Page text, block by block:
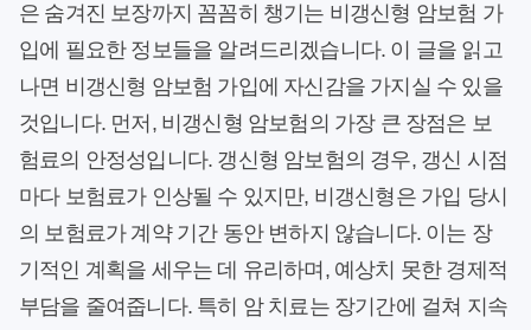
은 숨겨진 보장까지 꼼꼼히 챙기는 비갱신형 암보험 가
입에 필요한 정보들을 알려드리겠습니다. 이 글을 읽고
나면 비갱신형 암보험 가입에 자신감을 가지실 수 있을
것입니다. 먼저, 비갱신형 암보험의 가장 큰 장점은 보
험료의 안정성입니다. 갱신형 암보험의 경우, 갱신 시점
마다 보험료가 인상될 수 있지만, 비갱신형은 가입 당시
의 보험료가 계약 기간 동안 변하지 않습니다. 이는 장
기적인 계획을 세우는 데 유리하며, 예상치 못한 경제적
부담을 줄여줍니다. 특히 암 치료는 장기간에 걸쳐 지속